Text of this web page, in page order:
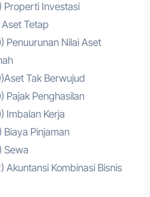
Properti Investasi
Aset Tetap
Penuurunan Nilai Aset
Tak Berwujud
Pajak Penghasilan
Imbalan Kerja
Biaya Pinjaman
Sewa
Akuntansi Kombinasi Bisnis